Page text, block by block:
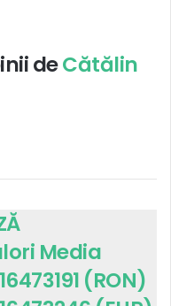
deCătălin
Media
(RON)